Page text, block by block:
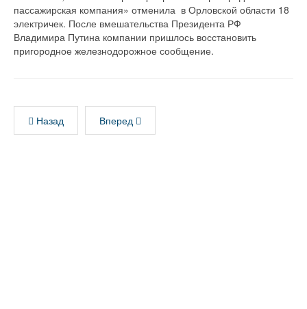
пассажирская компания» отменила в Орловской области 18
электричек. После вмешательства Президента РФ
Владимира Путина компании пришлось восстановить
пригородное железнодорожное сообщение.
Назад Вперед